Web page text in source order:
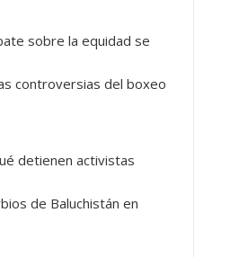
sobre la equidad se
controversias del boxeo
detienen activistas
de Baluchistán en